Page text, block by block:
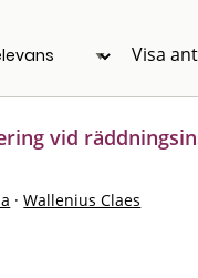
Visa
vid
· Wallenius Claes